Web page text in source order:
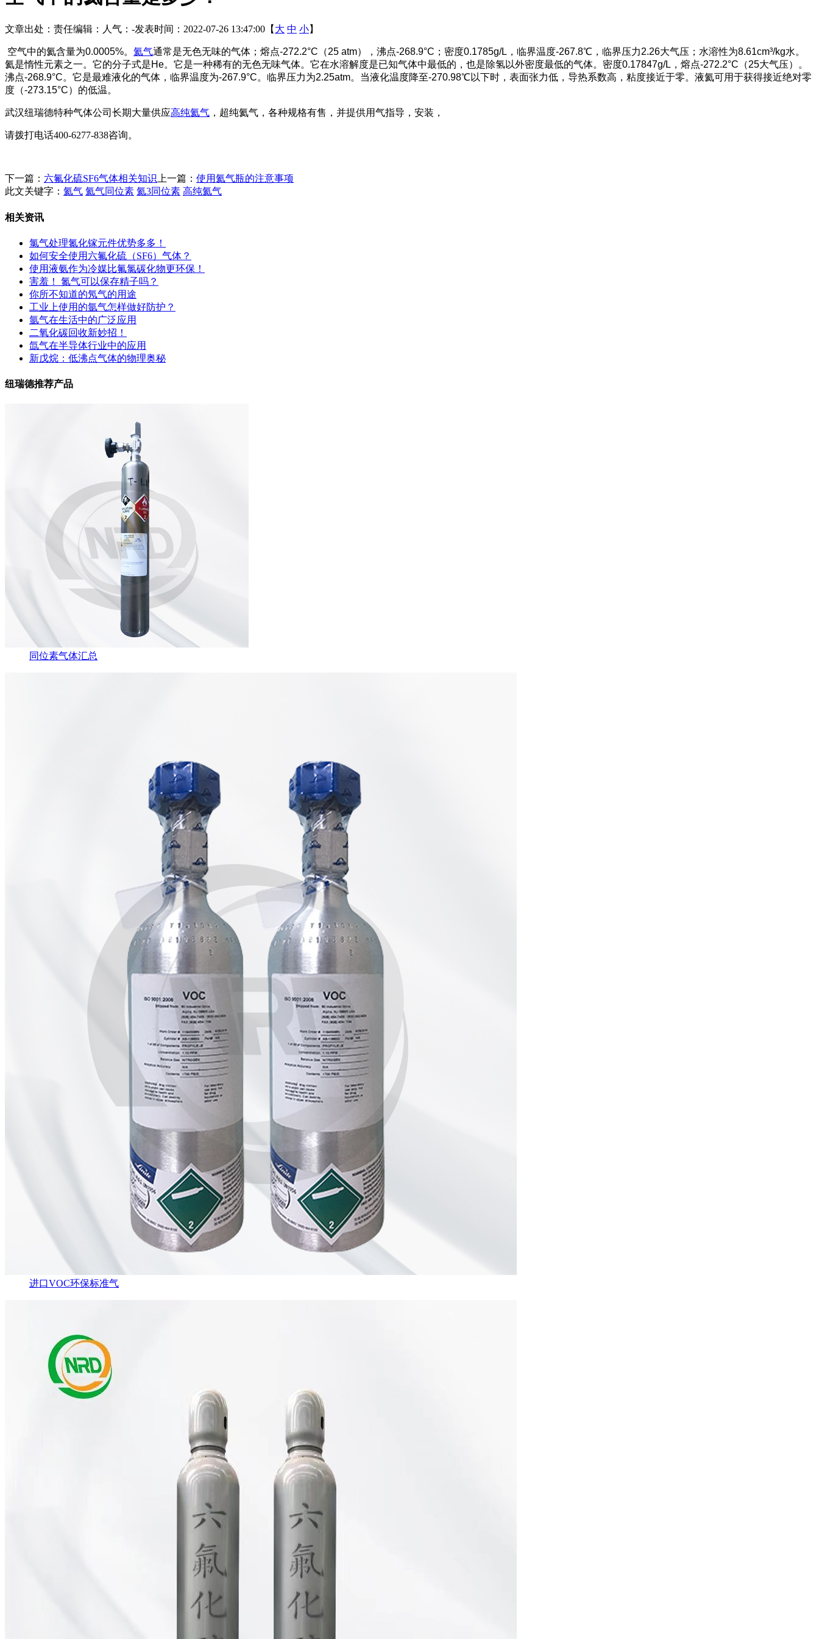
文章出处： 责任编辑： 人气： -发表时间：2022-07-26 13:47:00【 大 中 小】
空气中的氦含量为0.0005%。 氦气通常是无色无味的气体；熔点-272.2°C（25 atm），沸点-268.9°C；密度0.1785g/L，临界温度-267.8℃，临界压力2.26大气压；水溶性为8.61cm³/kg水。
氦是惰性元素之一。它的分子式是He。它是一种稀有的无色无味气体。它在水溶解度是已知气体中最低的，也是除氢以外密度最低的气体。密度0.17847g/L，熔点-272.2°C（25大气压）。
沸点-268.9°C。它是最难液化的气体，临界温度为-267.9°C。临界压力为2.25atm。当液化温度降至-270.98℃以下时，表面张力低，导热系数高，粘度接近于零。液氦可用于获得接近绝对零
度（-273.15°C）的低温。
武汉纽瑞德特种气体公司长期大量供应高纯氦气 ，超纯氦气，各种规格有售，并提供用气指导，安装，
请拨打电话400-6277-838咨询。
下一篇： 六氟化硫SF6气体相关知识 上一篇： 使用氦气瓶的注意事项
此文关键字： 氦气 氦气同位素 氦3同位素 高纯氦气
相关资讯
氯气处理氮化镓元件优势多多！
如何安全使用六氟化硫（SF6）气体？
使用液氨作为冷媒比氟氯碳化物更环保！
害羞！ 氮气可以保存精子吗？
你所不知道的氖气的用途
工业上使用的氩气怎样做好防护？
氩气在生活中的广泛应用
二氧化碳回收新妙招！
氙气在半导体行业中的应用
新戊烷：低沸点气体的物理奥秘
纽瑞德推荐产品
同位素气体汇总
进口VOC环保标准气